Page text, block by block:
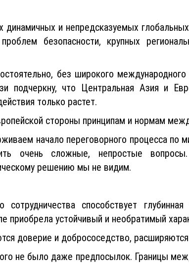
динамичных и непредсказуемых
проблем безопасности, крупных
без широкого
подчеркну, что Центральная Азия и
только растет.
стороны принципам и нормам
начало переговорного процесса по
очень сложные, непростые
решению мы не видим.
сотрудничества способствует
приобрела устойчивый и необратимый
доверие и добрососедство,
не было даже предпосылок. Границы